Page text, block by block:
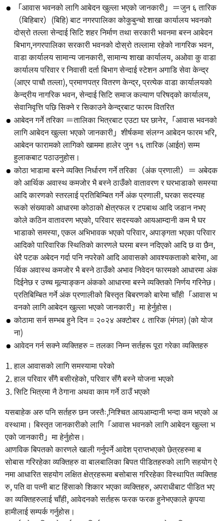
「आवास भवनको लागि आबेदन खुल्ला भएको जानकारी」＝जुन ६ तारिक
（बिहिबार）(बिहि) बाट नगरपालिका कोकुबुन्चो शाखा कार्यालय भवनको
दोस्रो तल्ला सेन्दाई सिटि शहर निर्माण तथा सरकारी भवनमा बस्न आबेदन
बिभाग,नगरपालिका सरकारी भवनको दोस्रो तल्लामा रहेको नागरिक भवन,
वाडा कार्यालय सामान्य जानकारी, सामान्य शाखा कार्यालय, अओवा कु वाडा
कार्यालय परिवार र निवासी दर्ता बिभाग सेन्दाई स्टेशन अगाडि सेवा केन्द्र
(आएर पाचौ तल्ला), प्रमाणपत्र वितरण केन्द्र, प्रत्येक वाडा कार्यालयको
केन्द्रीय नागरिक भवन, सेन्दाई सिटि समाज कल्याण परिषद्को कार्यालय,
सेवानिवृत्ति पछि सिक्ने र सिकाउने केन्द्रबाट फारम वितरित
आबेदन गर्ने तरिका ＝तालिका भित्रबाट एउटा घर छानेर,「आवास भवनको
लागि आबेदन खुल्ला भएको जानकारी」शीर्षकमा संलग्न आबेदन फारम भरि,
आबेदन फारामको लागिको खाममा हालेर जुन १६ तारिक (आईत) सम्म
हुलाकबाट पठाउनुहोस।
कोठा भाडामा बस्ने व्यक्ति निर्धारण गर्ने तरिका（अंक प्रणाली）＝ अबेदक
को आर्थिक अवास्थ कमजोर भै बस्ने ठाउँको वातावरण र घरभाडाको समस्या
आदि कारणको स्तरलाई प्रतिबिम्बित गर्ने अंक प्रणाली, घरका सदस्यह
रूको संख्याको आधारमा कोठाको क्षेत्रफल र टपबाथ आदि जडान नभए
कोले कठिन वातावरण भएको, परिवार सदस्यको आयआम्दानी कम भै घर
भाडाको समस्या, एकल अभिभावक भएको परिवार, अपाङ्गता भएका परिवार
आदिको पारिवारिक स्थितिको कारणले घरमा बस्न नदिएको आदि छ वा छैन,
धेरै पटक अबेदन गर्दा पनि नपरेको आदि आवासको आवश्यकताको बारेमा, आ
र्थिक अवास्थ कमजोर भै बस्ने ठाउँको अभाव निवेदन फारमको आधारमा अंक
दिईनेछ र उच्च मूल्याङ्कन अंकको आधारमा बस्ने व्यक्तिको निर्णय गरिनेछ।
प्रतिबिम्बित गर्ने अंक प्रणालीको बिस्तृत बिबरणको बारेमा चाँही「आवास भ
वनको लागि आबेदन खुल्ला भएको जानकारी」मा हेर्नुहोस।
कोठामा सर्न सम्भब हुने दिन = २०२४ अक्टोबर ८ तारिक (मंगल) (को योज
ना)
आवेदन गर्न सक्ने व्यक्तिहरु = तलका निम्न सर्तहरू पूरा गरेका व्यक्तिहरु
हाल आवासको लागि समस्यामा परेको
हाल परिवार सँगै बसीरहेको, परिवार सँगै बस्ने योजना भएको
सिटि भित्रमा नै ठेगाना अथवा काम गर्ने ठाउँ भएको
यसबाहेक अरु पनि सर्तहरु छन जस्तैः,निश्चित आयआम्दानी भन्दा कम भएको अ
वस्थामा। बिस्तृत जानकारीको लागि「आवास भवनको लागि आबेदन खुल्ला भ
एको जानकारी」मा हेर्नुहोस।
आणविक बिपतको कारणले खाली गर्नुपर्ने आदेश प्राप्तभएको छेत्रहरुमा ब
सोबास गरिरहेका व्यक्तिहरु वा बालबालिका बिपत पीडितहरुको लागि सहयोग ऐ
नमा आधारित सहयोग लक्षित क्षेत्रहरूमा बसोबास गरिरहेका विस्थापित व्यक्तिह
रु, पति वा पत्नी बाट हिंसाको शिकार भएका व्यक्तिहरु, अपराधीबाट पीडित भए
का व्यक्तिहरुलाई चाँही, आवेदनको सर्तहरू फरक फरक हुनेभएकाले कृपया
हामीलाई सम्पर्क गर्नुहोस।